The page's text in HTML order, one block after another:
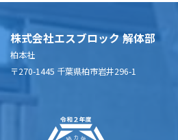
株式会社エスブロック 解体部
柏本社
〒270-1445 千葉県柏市岩井296-1